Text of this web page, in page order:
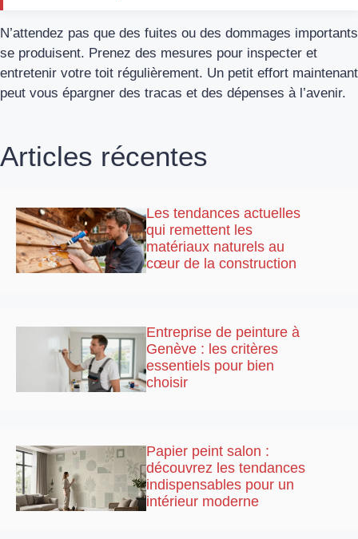
N’attendez pas que des fuites ou des dommages importants
se produisent. Prenez des mesures pour inspecter et
entretenir votre toit régulièrement. Un petit effort maintenant
peut vous épargner des tracas et des dépenses à l’avenir.
Articles récentes
Les tendances actuelles
qui remettent les
matériaux naturels au
cœur de la construction
Entreprise de peinture à
Genève : les critères
essentiels pour bien
choisir
Papier peint salon :
découvrez les tendances
indispensables pour un
intérieur moderne